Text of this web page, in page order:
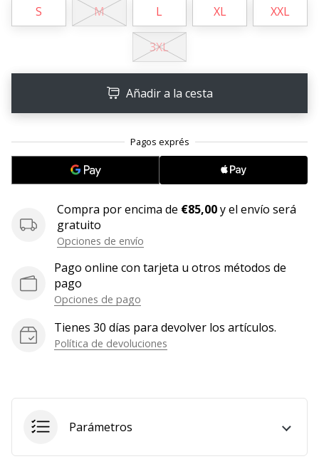
11. 8. 2022
•
Weplayvolleyball!
¿Te
consideras
jugón?
queremos
en
nuestro
equipo!
Mostrar
todos
S M L XL XXL
3XL
Añadir a la cesta
Compra por encima de €85,00y el envío será
gratuito
Opciones de envío
Pago online con tarjeta u otros métodos de
pago
Opciones de pago
Tienes 30 días para devolver los artículos.
Política de devoluciones
Parámetros